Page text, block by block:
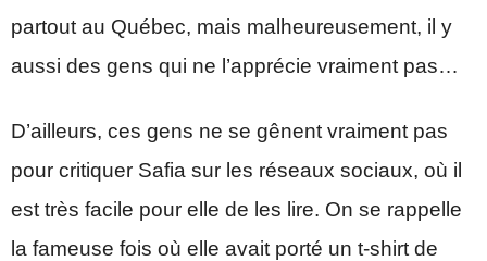
partout au Québec, mais malheureusement, il y
aussi des gens qui ne l’apprécie vraiment pas…
D’ailleurs, ces gens ne se gênent vraiment pas
pour critiquer Safia sur les réseaux sociaux, où il
est très facile pour elle de les lire. On se rappelle
la fameuse fois où elle avait porté un t-shirt de